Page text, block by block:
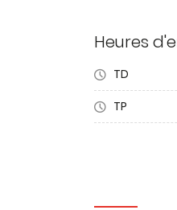
Heures
TD
TP